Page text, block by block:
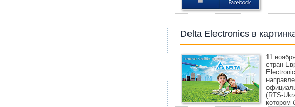
Delta Electronics в
11
стран
(RTS-
котором